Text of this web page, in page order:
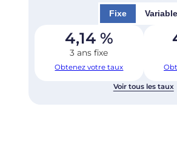
Fixe Variable
4,14 %
3 ans fixe
Obtenez votre taux
Voir tous les taux